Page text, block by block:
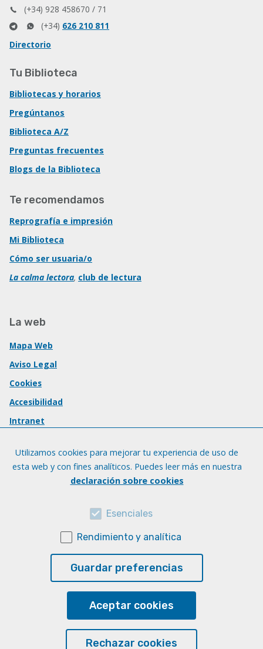
(+34) 928 458670 / 71
(+34) 626 210 811
Directorio
Tu Biblioteca
Bibliotecas y horarios
Pregúntanos
Biblioteca A/Z
Preguntas frecuentes
Blogs de la Biblioteca
Te recomendamos
Reprografía e impresión
Mi Biblioteca
Cómo ser usuaria/o
La calma lectora, club de lectura
La web
Mapa Web
Aviso Legal
Cookies
Accesibilidad
Intranet
Utilizamos cookies para mejorar tu experiencia de uso de
esta web y con fines analíticos. Puedes leer más en nuestra
declaración sobre cookies
Esenciales
Rendimiento y analítica
Guardar preferencias
Aceptar cookies
Rechazar cookies